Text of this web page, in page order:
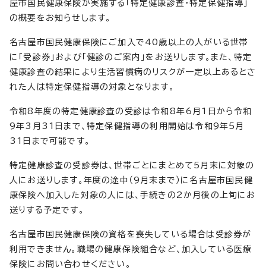
屋市国民健康保険が実施する「特定健康診査・特定保健指導」
の概要をお知らせします。
名古屋市国民健康保険にご加入で40歳以上の人がいる世帯
に「受診券」および「健診のご案内」をお送りします。また、特定
健康診査の結果により生活習慣病のリスクが一定以上あるとさ
れた人は特定保健指導の対象となります。
令和8年度の特定健康診査の受診は令和8年6月1日から令和
9年3月31日まで、特定保健指導の利用開始は令和9年5月
31日まで可能です。
特定健康診査の受診券は、世帯ごとにまとめて5月末に対象の
人にお送りします。年度の途中（9月末まで）に名古屋市国民健
康保険へ加入した対象の人には、手続きの2か月後の上旬にお
送りする予定です。
名古屋市国民健康保険の資格を喪失している場合は受診券が
利用できません。職場の健康保険組合など、加入している医療
保険にお問い合わせください。